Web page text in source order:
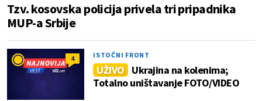
Tzv. kosovska policija privela tri pripadnika
MUP-a Srbije
4 ISTOČNI FRONT
UŽIVO Ukrajina na kolenima;
Totalno uništavanje FOTO/VIDEO